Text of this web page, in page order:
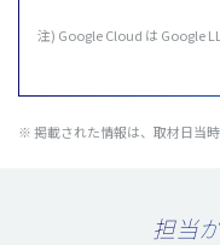
注) Google Cloud は Google
※ 掲載された情報は、取材日当時
担当